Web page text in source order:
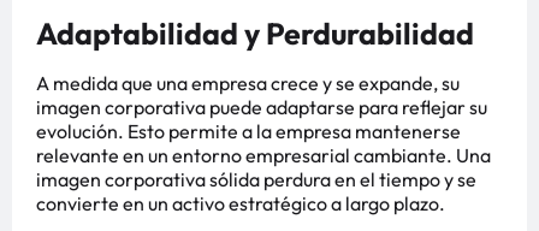
Adaptabilidad y Perdurabilidad
A medida que una empresa crece y se expande, su
imagen corporativa puede adaptarse para reflejar su
evolución. Esto permite a la empresa mantenerse
relevante en un entorno empresarial cambiante. Una
imagen corporativa sólida perdura en el tiempo y se
convierte en un activo estratégico a largo plazo.